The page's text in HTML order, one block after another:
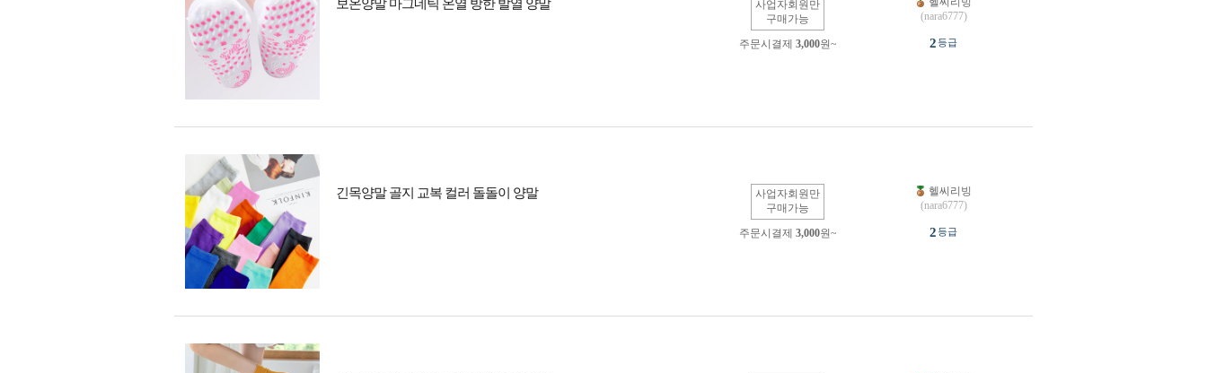
보온양말 마그네틱 온열 방한 발열 양말
사업자회원만
구매가능
주문시결제 3,000원~
(nara6777)
2등급
긴목양말 골지 교복 컬러 돌돌이 양말
사업자회원만
구매가능
주문시결제 3,000원~
헬씨리빙
(nara6777)
2등급